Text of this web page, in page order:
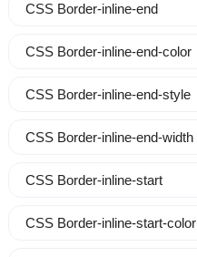
CSS Border-inline-end
CSS Border-inline-end-color
CSS Border-inline-end-style
CSS Border-inline-end-width
CSS Border-inline-start
CSS Border-inline-start-color